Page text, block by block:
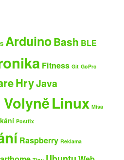
ArduinoBash BLE
Fitness Git GoPro
HryJava
Linux Míša
Postfix
Raspberry Reklama